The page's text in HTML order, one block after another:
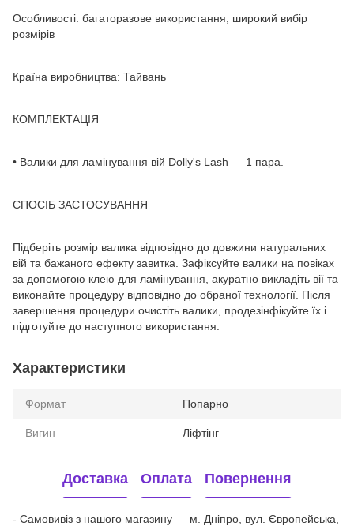
Особливості: багаторазове використання, широкий вибір
розмірів
Країна виробництва: Тайвань
КОМПЛЕКТАЦІЯ
• Валики для ламінування вій Dolly's Lash — 1 пара.
СПОСІБ ЗАСТОСУВАННЯ
Підберіть розмір валика відповідно до довжини натуральних
вій та бажаного ефекту завитка. Зафіксуйте валики на повіках
за допомогою клею для ламінування, акуратно викладіть вії та
виконайте процедуру відповідно до обраної технології. Після
завершення процедури очистіть валики, продезінфікуйте їх і
підготуйте до наступного використання.
Характеристики
Формат Попарно
Вигин Ліфтінг
Доставка Оплата Повернення
- Самовивіз з нашого магазину — м. Дніпро, вул. Європейська,